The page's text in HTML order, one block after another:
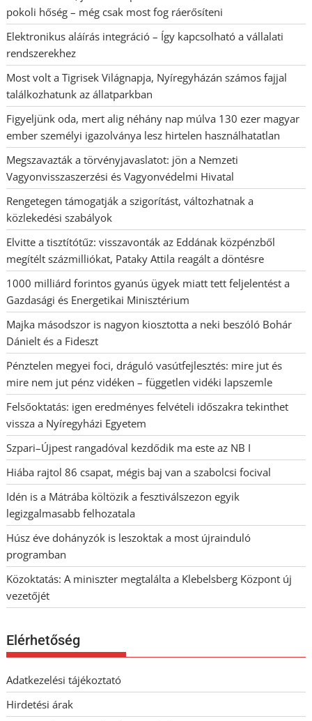
pokoli hőség – még csak most fog ráerősíteni
Elektronikus aláírás integráció – Így kapcsolható a vállalati
rendszerekhez
Most volt a Tigrisek Világnapja, Nyíregyházán számos fajjal
találkozhatunk az állatparkban
Figyeljünk oda, mert alig néhány nap múlva 130 ezer magyar
ember személyi igazolványa lesz hirtelen használhatatlan
Megszavazták a törvényjavaslatot: jön a Nemzeti
Vagyonvisszaszerzési és Vagyonvédelmi Hivatal
Rengetegen támogatják a szigorítást, változhatnak a
közlekedési szabályok
Elvitte a tisztítótűz: visszavonták az Eddának közpénzből
megítélt százmilliókat, Pataky Attila reagált a döntésre
1000 milliárd forintos gyanús ügyek miatt tett feljelentést a
Gazdasági és Energetikai Minisztérium
Majka másodszor is nagyon kiosztotta a neki beszóló Bohár
Dánielt és a Fideszt
Pénztelen megyei foci, dráguló vasútfejlesztés: mire jut és
mire nem jut pénz vidéken – független vidéki lapszemle
Felsőoktatás: igen eredményes felvételi időszakra tekinthet
vissza a Nyíregyházi Egyetem
Szpari–Újpest rangadóval kezdődik ma este az NB I
Hiába rajtol 86 csapat, mégis baj van a szabolcsi focival
Idén is a Mátrába költözik a fesztiválszezon egyik
legizgalmasabb felhozatala
Húsz éve dohányzók is leszoktak a most újrainduló
programban
Közoktatás: A miniszter megtalálta a Klebelsberg Központ új
vezetőjét
Elérhetőség
Adatkezelési tájékoztató
Hirdetési árak